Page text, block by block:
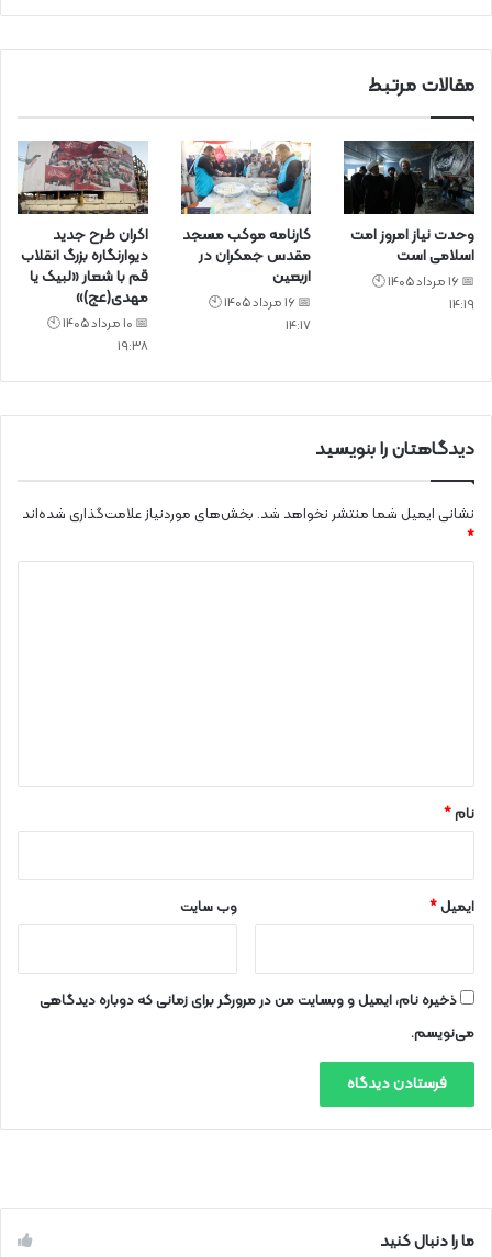
مقالات مرتبط
وحدت نیاز امروز امت
اسلامی است
📅 16 مرداد 1405 🕙
14:19
کارنامه موکب مسجد
مقدس جمکران در
اربعین
📅 16 مرداد 1405 🕙
14:17
اکران طرح جدید
دیوارنگاره بزرگ انقلاب
قم با شعار «لبیک یا
مهدی(عج)»
📅 10 مرداد 1405 🕙
19:38
دیدگاهتان را بنویسید
نشانی ایمیل شما منتشر نخواهد شد. بخش‌های موردنیاز علامت‌گذاری شده‌اند
*
نام*
ایمیل* وب‌ سایت
ذخیره نام، ایمیل و وبسایت من در مرورگر برای زمانی که دوباره دیدگاهی
می‌نویسم.
ما را دنبال کنید